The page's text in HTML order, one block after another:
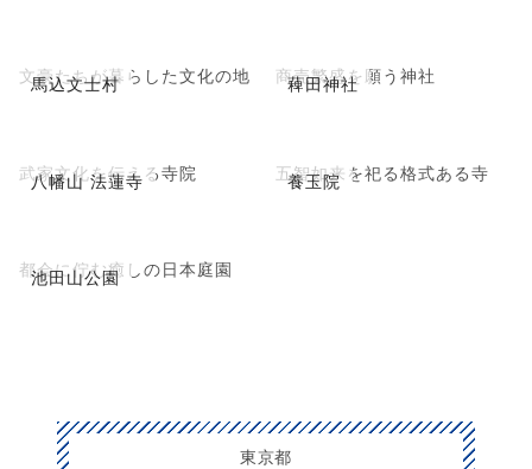
馬込文士村
文豪たちが暮らした文化の地 薭田神社
商売繁盛を願う神社
八幡山 法蓮寺
武家文化を伝える寺院 養玉院
五智如来を祀る格式ある寺
池田山公園
都会に佇む癒しの日本庭園
東京都